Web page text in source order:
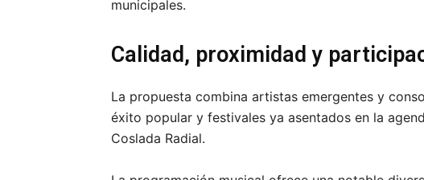
municipales.
Calidad, proximidad y
La propuesta combina artistas emergentes y
éxito popular y festivales ya asentados en la
Coslada Radial.